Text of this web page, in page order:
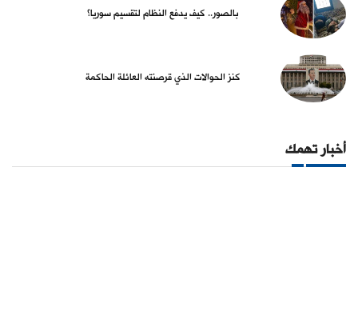
بالصور.. كيف يدفع النظام لتقسيم سوريا؟
كنز الحوالات الذي قرصنته العائلة الحاكمة
أخبار تهمك